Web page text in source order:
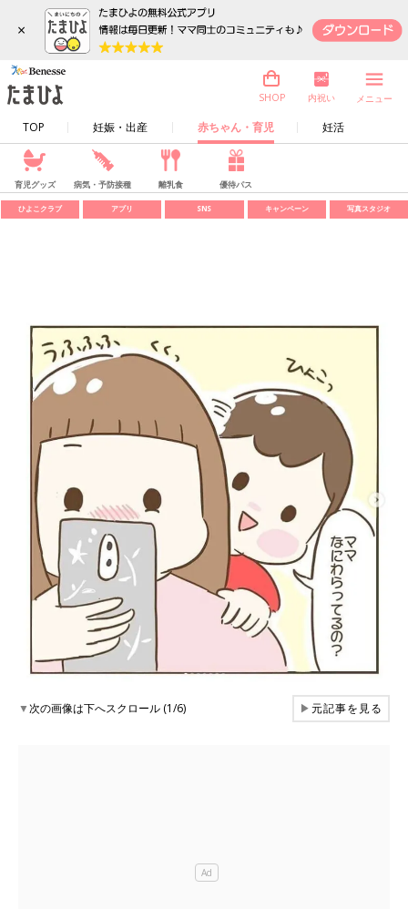
×
TOP 妊娠・出産 赤ちゃん・育児 妊活
SHOP 内祝い メニュー
育児グッズ 病気・予防接種 離乳食 優待パス
ひよこクラブ アプリ SNS キャンペーン 写真スタジオ
▼次の画像は下へスクロール (1/6) ▶元記事を見る